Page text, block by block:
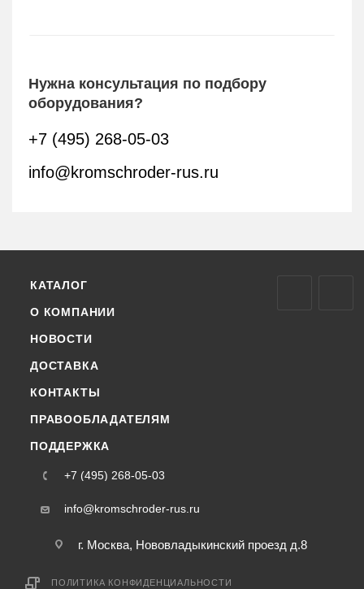
Нужна консультация по подбору
оборудования?
+7 (495) 268-05-03
info@kromschroder-rus.ru
КАТАЛОГ
О КОМПАНИИ
НОВОСТИ
ДОСТАВКА
КОНТАКТЫ
ПРАВООБЛАДАТЕЛЯМ
ПОДДЕРЖКА
+7 (495) 268-05-03
info@kromschroder-rus.ru
г. Москва, Нововладыкинский проезд д.8
ПОЛИТИКА КОНФИДЕНЦИАЛЬНОСТИ